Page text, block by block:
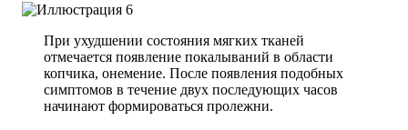
При ухудшении состояния мягких тканей
отмечается появление покалываний в области
копчика, онемение. После появления подобных
симптомов в течение двух последующих часов
начинают формироваться пролежни.